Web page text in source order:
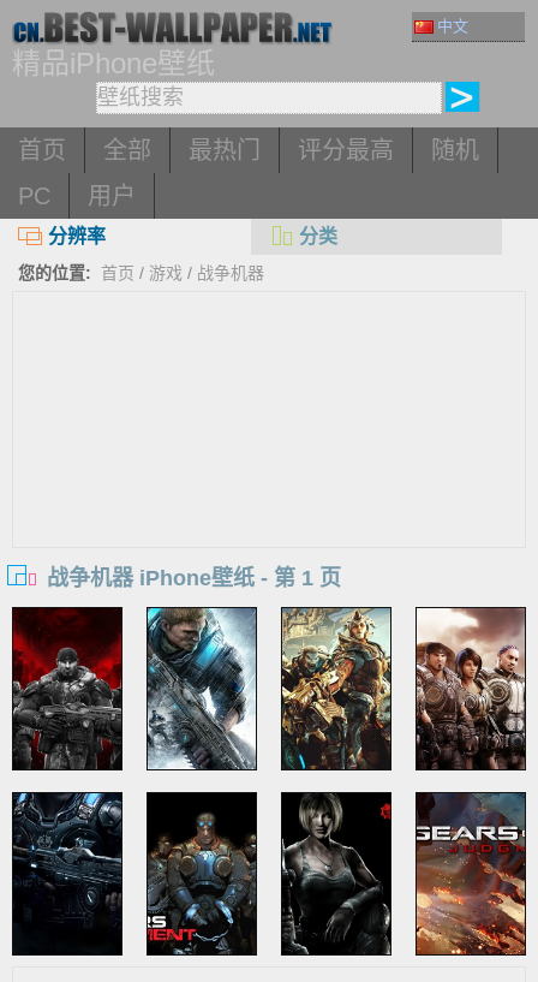
中文
精品iPhone壁纸
首页 全部 最热门 评分最高
随机
PC
用户
分辨率 分类
您的位置: 首页 / 游戏 / 战争机器
战争机器 iPhone壁纸 - 第 1 页